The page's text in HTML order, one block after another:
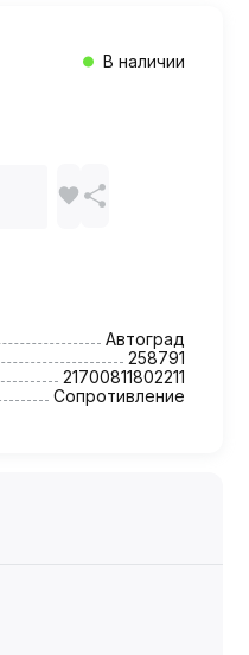
В наличии
Автоград
258791
21700811802211
Сопротивление